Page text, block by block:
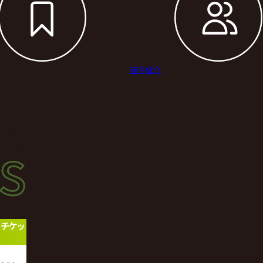
選手紹介
ス
ケッ